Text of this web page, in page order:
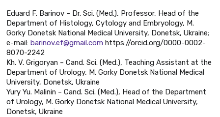
Eduard F. Barinov – Dr. Sci. (Med.), Professor, Head of the
Department of Histology, Cytology and Embryology, M.
Gorky Donetsk National Medical University, Donetsk, Ukraine;
e-mail: barinov.ef@gmail.com https://orcid.org/0000-0002-
8070-2242
Kh. V. Grigoryan – Cand. Sci. (Med.), Teaching Assistant at the
Department of Urology, M. Gorky Donetsk National Medical
University, Donetsk, Ukraine
Yury Yu. Malinin – Cand. Sci. (Med.), Head of the Department
of Urology, M. Gorky Donetsk National Medical University,
Donetsk, Ukraine